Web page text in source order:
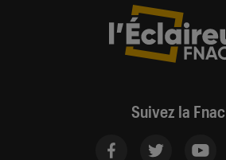
Suivez la Fnac